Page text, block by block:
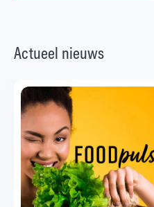
Actueel nieuws